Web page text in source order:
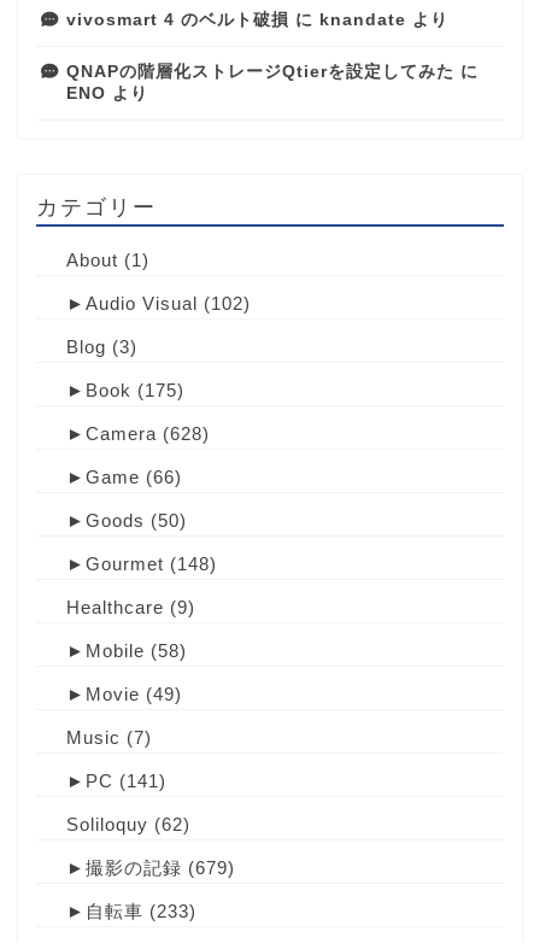
vivosmart 4 のベルト破損 に knandate より
QNAPの階層化ストレージQtierを設定してみた に
ENO より
カテゴリー
About (1)
► Audio Visual (102)
Blog (3)
► Book (175)
► Camera (628)
► Game (66)
► Goods (50)
► Gourmet (148)
Healthcare (9)
► Mobile (58)
► Movie (49)
Music (7)
► PC (141)
Soliloquy (62)
► 撮影の記録 (679)
► 自転車 (233)